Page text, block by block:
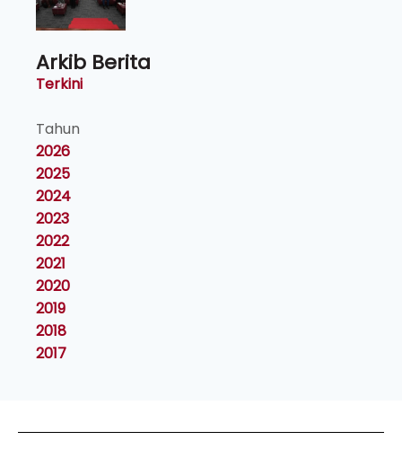
Arkib Berita
Terkini
Tahun
2026
2025
2024
2023
2022
2021
2020
2019
2018
2017